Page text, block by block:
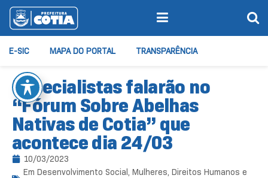
E-SIC MAPA DO PORTAL TRANSPARÊNCIA
Especialistas falarão no
“Fórum Sobre Abelhas
Nativas de Cotia” que
acontece dia 24/03
10/03/2023
Em Desenvolvimento Social, Mulheres, Direitos Humanos e